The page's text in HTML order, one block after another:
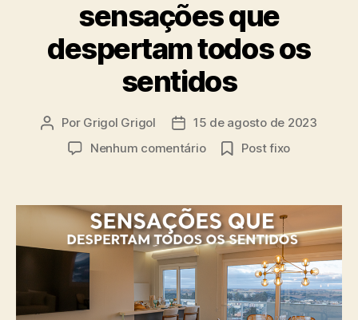
sensações que
despertam todos os
sentidos
Por Grigol Grigol
15 de agosto de 2023
Nenhum comentário
Post fixo